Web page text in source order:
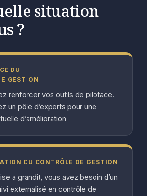
situation
?
DU
GESTION
renforcer vos outils de pilotage.
un pôle d’experts pour une
d’amélioration.
DU CONTRÔLE DE GESTION
a grandit, vous avez besoin d’un
externalisé en contrôle de